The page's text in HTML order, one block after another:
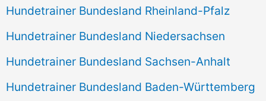
Hundetrainer Bundesland Rheinland-Pfalz
Hundetrainer Bundesland Niedersachsen
Hundetrainer Bundesland Sachsen-Anhalt
Hundetrainer Bundesland Baden-Württemberg